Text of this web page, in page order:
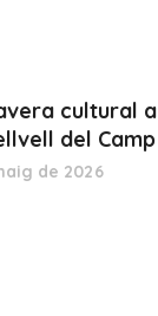
cultural a
del Camp
de 2026